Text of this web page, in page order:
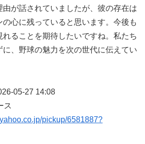
が話されていましたが、彼の存在は
心に残っていると思います。今後も
ることを期待したいですね。私たち
に、野球の魅力を次の世代に伝えてい
05-27 14:08
ス
pickup/6581887?